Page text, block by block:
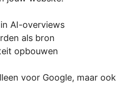
AI-overviews
als bron
opbouwen
voor Google, maar ook